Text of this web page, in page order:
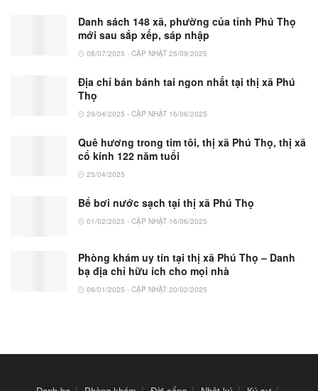
Danh sách 148 xã, phường của tỉnh Phú Thọ
mới sau sắp xếp, sáp nhập
08/07/2025 - CẬP NHẬT 25/09/2025
Địa chỉ bán bánh tai ngon nhất tại thị xã Phú
Thọ
29/04/2025 - CẬP NHẬT 16/06/2025
Quê hương trong tim tôi, thị xã Phú Thọ, thị xã
cổ kính 122 năm tuổi
25/04/2025
Bể bơi nước sạch tại thị xã Phú Thọ
01/02/2025 - CẬP NHẬT 16/06/2025
Phòng khám uy tín tại thị xã Phú Thọ – Danh
bạ địa chỉ hữu ích cho mọi nhà
06/01/2025 - CẬP NHẬT 20/02/2025